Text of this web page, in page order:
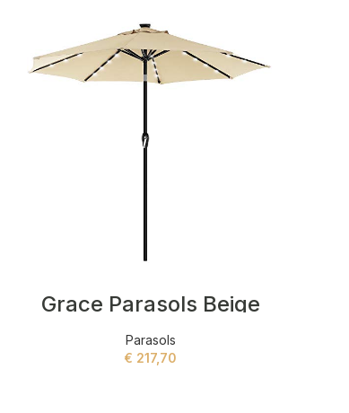
Grace Parasols Beige
Parasols
€ 217,70